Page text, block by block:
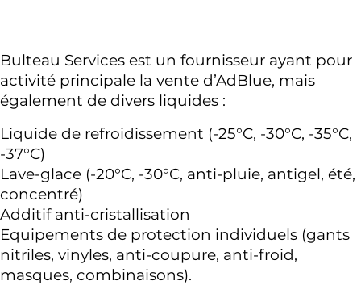
Bulteau Services est un fournisseur ayant pour
activité principale la vente d’AdBlue, mais
également de divers liquides :
Liquide de refroidissement (-25°C, -30°C, -35°C,
-37°C)
Lave-glace (-20°C, -30°C, anti-pluie, antigel, été,
concentré)
Additif anti-cristallisation
Equipements de protection individuels (gants
nitriles, vinyles, anti-coupure, anti-froid,
masques, combinaisons).